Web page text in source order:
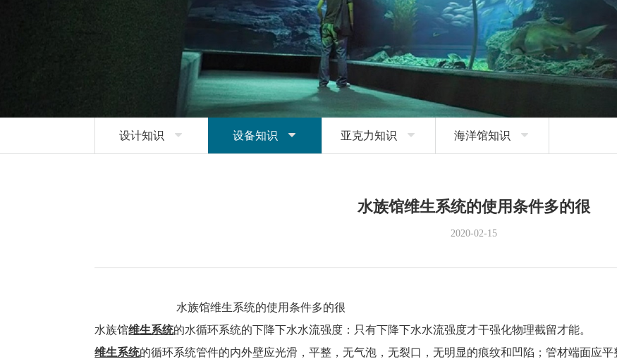
设计知识  设备知识  亚克力知识  海洋馆知识 
水族馆维生系统的使用条件多的很
2020-02-15
水族馆维生系统的使用条件多的很
水族馆维生系统的水循环系统的下降下水水流强度：只有下降下水水流强度才干强化物理截留才能。
维生系统的循环系统管件的内外壁应光滑，平整，无气泡，无裂口，无明显的痕纹和凹陷；管材端面应